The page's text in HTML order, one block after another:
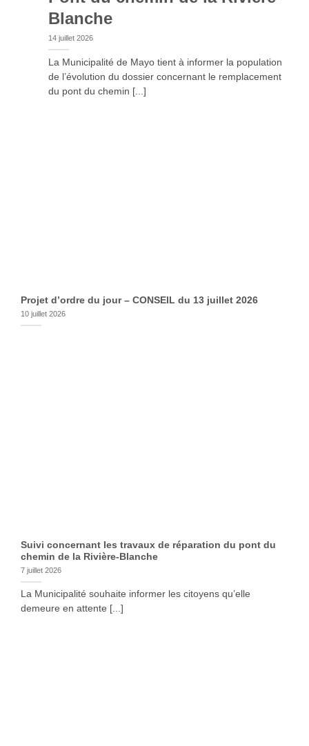
Blanche
14 juillet 2026
La Municipalité de Mayo tient à informer la population
de l’évolution du dossier concernant le remplacement
du pont du chemin [...]
Projet d’ordre du jour – CONSEIL du 13 juillet 2026
10 juillet 2026
Suivi concernant les travaux de réparation du pont du
chemin de la Rivière-Blanche
7 juillet 2026
La Municipalité souhaite informer les citoyens qu’elle
demeure en attente [...]